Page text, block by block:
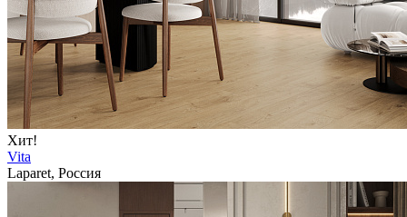
Хит!
Vita
Laparet, Россия